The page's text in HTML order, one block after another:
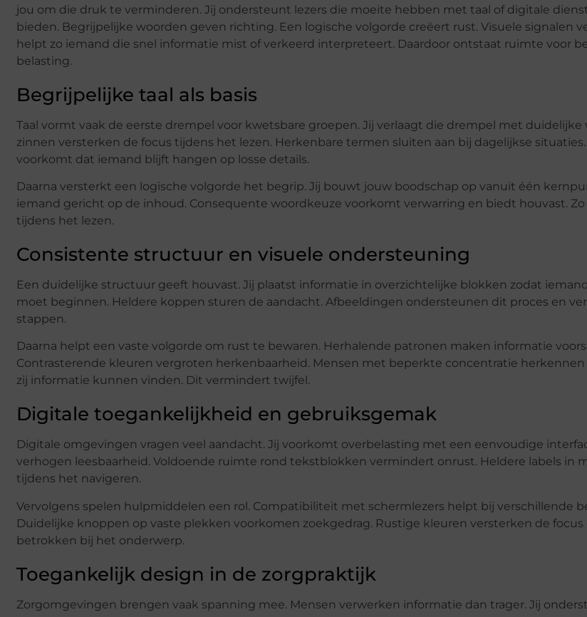
jou om die druk te verminderen. Jij ondersteunt lezers die moeite hebben met taal of digitale
bieden. Begrijpelijke woorden geven richting. Een logische volgorde creëert rust. Visuele signalen
helpt zo iemand die snel informatie mist of verkeerd interpreteert. Daardoor ontstaat ruimte voor
belasting.
Begrijpelijke taal als basis
Taal vormt vaak de eerste drempel voor kwetsbare groepen. Jij verlaagt die drempel met duidelijke
zinnen versterken de focus tijdens het lezen. Herkenbare termen sluiten aan bij dagelijkse
voorkomt dat iemand blijft hangen op losse details.
Daarna versterkt een logische volgorde het begrip. Jij bouwt jouw boodschap op vanuit één
iemand gericht op de inhoud. Consequente woordkeuze voorkomt verwarring en biedt houvast.
tijdens het lezen.
Consistente structuur en visuele ondersteuning
Een duidelijke structuur geeft houvast. Jij plaatst informatie in overzichtelijke blokken zodat
moet beginnen. Heldere koppen sturen de aandacht. Afbeeldingen ondersteunen dit proces en
stappen.
Daarna helpt een vaste volgorde om rust te bewaren. Herhalende patronen maken informatie
Contrasterende kleuren vergroten herkenbaarheid. Mensen met beperkte concentratie herkennen
zij informatie kunnen vinden. Dit vermindert twijfel.
Digitale toegankelijkheid en gebruiksgemak
Digitale omgevingen vragen veel aandacht. Jij voorkomt overbelasting met een eenvoudige
verhogen leesbaarheid. Voldoende ruimte rond tekstblokken vermindert onrust. Heldere labels in
tijdens het navigeren.
Vervolgens spelen hulpmiddelen een rol. Compatibiliteit met schermlezers helpt bij verschillende
Duidelijke knoppen op vaste plekken voorkomen zoekgedrag. Rustige kleuren versterken de
betrokken bij het onderwerp.
Toegankelijk design in de zorgpraktijk
Zorgomgevingen brengen vaak spanning mee. Mensen verwerken informatie dan trager. Jij